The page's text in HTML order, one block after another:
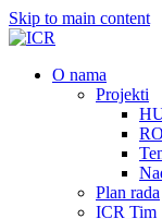
Skip to main content
О nama
Projekti
Plan rada
ICR Tim